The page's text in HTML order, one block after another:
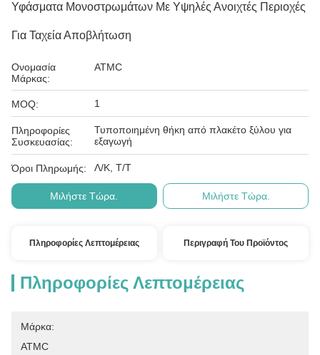
Υφάσματα Μονοστρωμάτων Με Υψηλές Ανοιχτές Περιοχές
Για Ταχεία Αποβλήτωση
Ονομασία
Μάρκας:
ATMC
MOQ: 1
Πληροφορίες
Συσκευασίας:
Τυποποιημένη θήκη από πλακέτο ξύλου για
εξαγωγή
Όροι Πληρωμής: Λ/Κ, Τ/Τ
Μιλήστε Τώρα. Μιλήστε Τώρα.
Πληροφορίες Λεπτομέρειας Περιγραφή Του Προϊόντος
Πληροφορίες Λεπτομέρειας
Μάρκα:
ATMC